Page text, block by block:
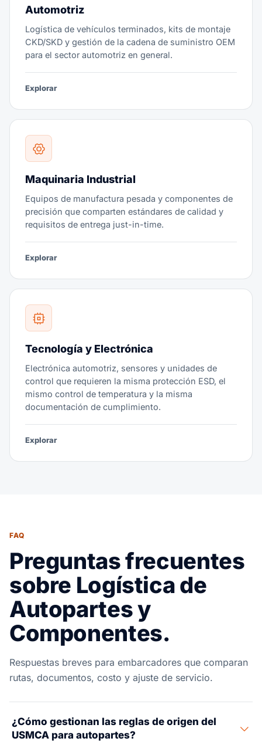
Automotriz
Logística de vehículos terminados, kits de montaje
CKD/SKD y gestión de la cadena de suministro OEM
para el sector automotriz en general.
Explorar
Maquinaria Industrial
Equipos de manufactura pesada y componentes de
precisión que comparten estándares de calidad y
requisitos de entrega just-in-time.
Explorar
Tecnología y Electrónica
Electrónica automotriz, sensores y unidades de
control que requieren la misma protección ESD, el
mismo control de temperatura y la misma
documentación de cumplimiento.
Explorar
FAQ
Preguntas frecuentes
sobre Logística de
Autopartes y
Componentes.
Respuestas breves para embarcadores que comparan
rutas, documentos, costo y ajuste de servicio.
¿Cómo gestionan las reglas de origen del
USMCA para autopartes?